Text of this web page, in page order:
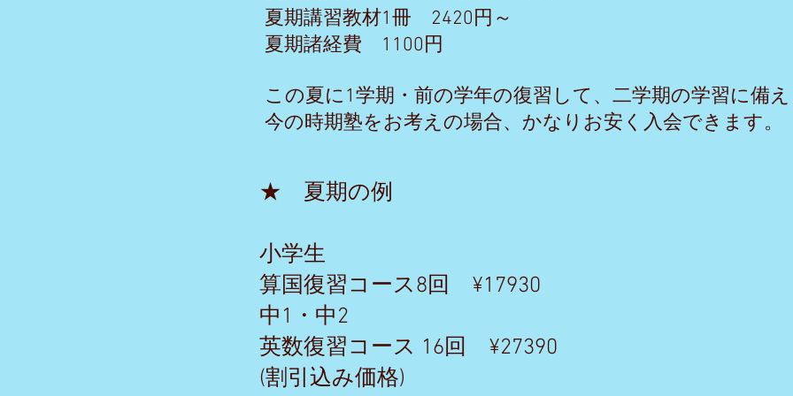
夏期講習教材1冊 2420円～
夏期諸経費 1100円
この夏に1学期・前の学年の復習して、二学期の学習に備え
​今の時期塾をお考えの場合、かなりお安く入会できます。
★ 夏期の例
小学生
算国復習コース8回 ¥17930
中1・中2
英数復習コース 16回 ¥27390
​(割引込み価格)